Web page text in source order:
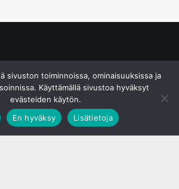
sivuston toiminnoissa, ominaisuuksissa ja
Käyttämällä sivustoa hyväksyt
evästeiden käytön.
En hyväksy Lisätietoja